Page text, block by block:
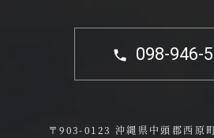
098-946-
〒903-0123 沖縄県中頭郡西原